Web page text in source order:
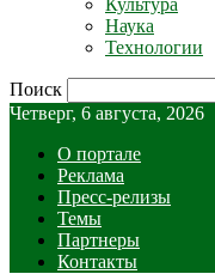
Культура
Наука
Технологии
Поиск
Четверг, 6 августа, 2026
О портале
Реклама
Пресс-релизы
Темы
Партнеры
Контакты